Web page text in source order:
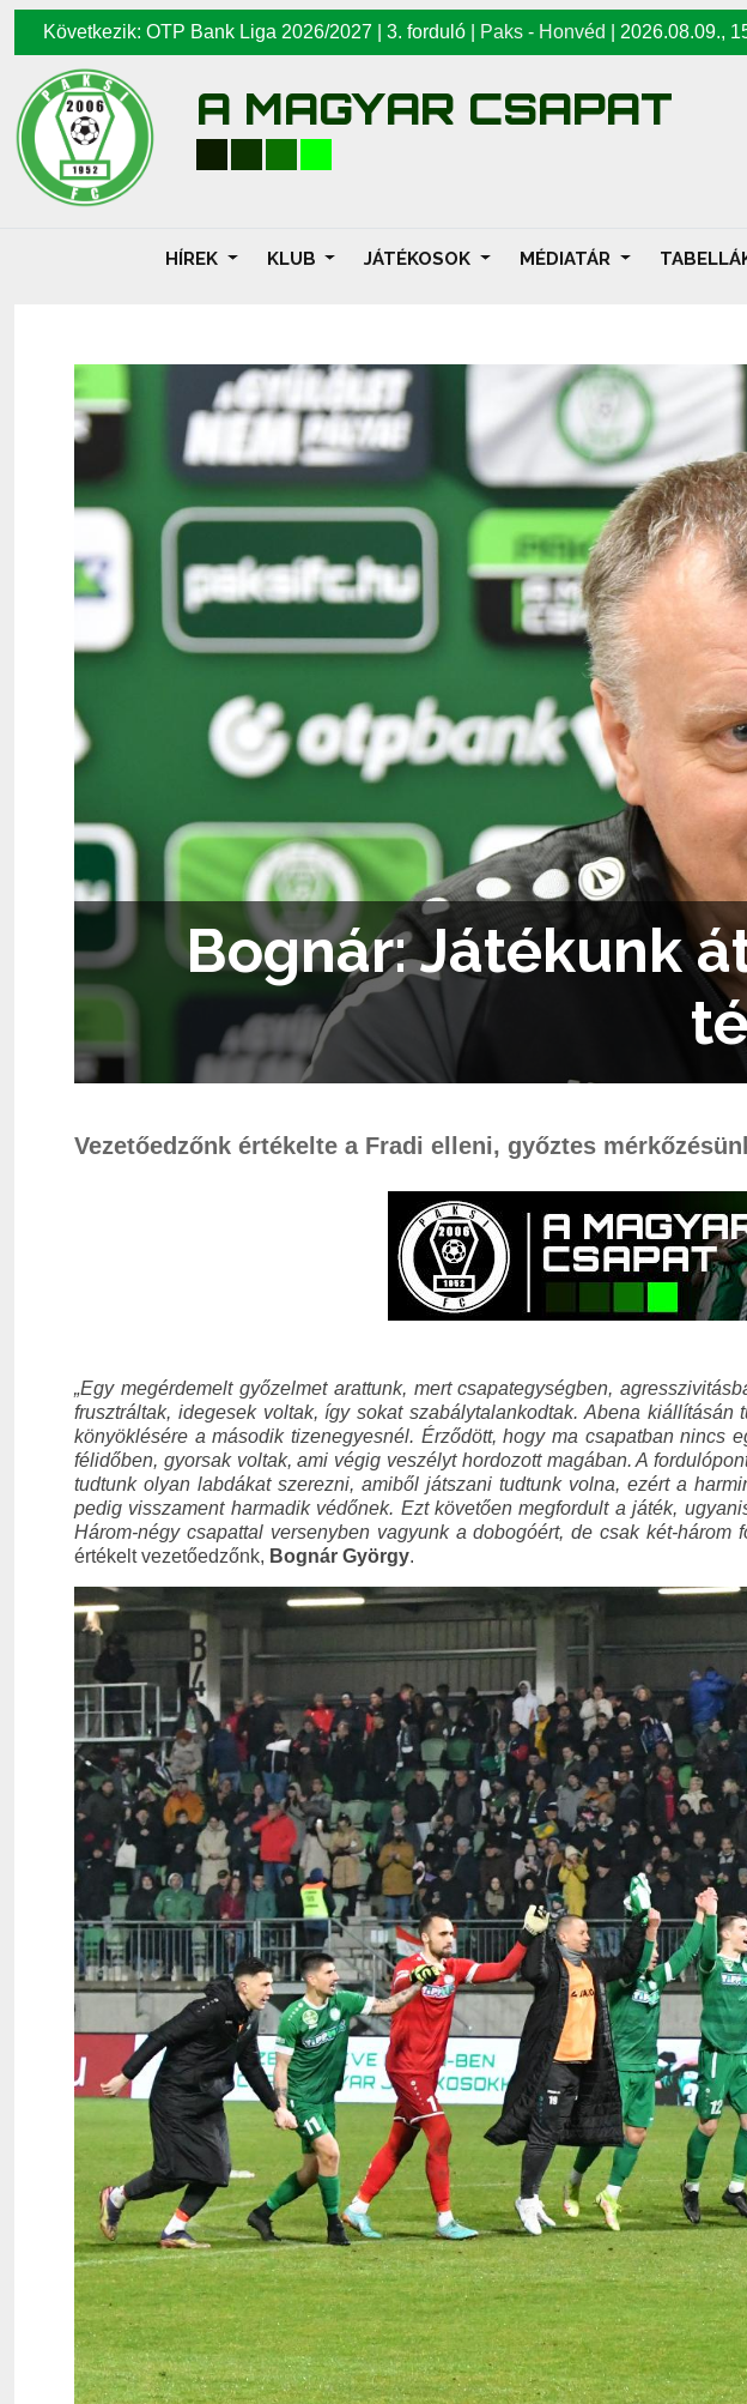
Következik: OTP Bank Liga 2026/2027 | 3. forduló | Paks - Honvéd 2026.08.09.,
A MAGYAR CSAPAT
HÍREK KLUB JÁTÉKOSOK MÉDIATÁR
Bognár: Játékunk
Vezetőedzőnk értékelte a Fradi elleni, győztes
„Egy megérdemelt győzelmet arattunk, mert csapategységben,
frusztráltak, idegesek voltak, így sokat szabálytalankodtak. Abena
könyöklésére a második tizenegyesnél. Érződött, hogy ma csapatban
félidőben, gyorsak voltak, ami végig veszélyt hordozott magában. A
tudtunk olyan labdákat szerezni, amiből játszani tudtunk volna, ezért a
pedig visszament harmadik védőnek. Ezt követően megfordult a játék,
Három-négy csapattal versenyben vagyunk a dobogóért, de csak két-
értékelt vezetőedzőnk, Bognár György.